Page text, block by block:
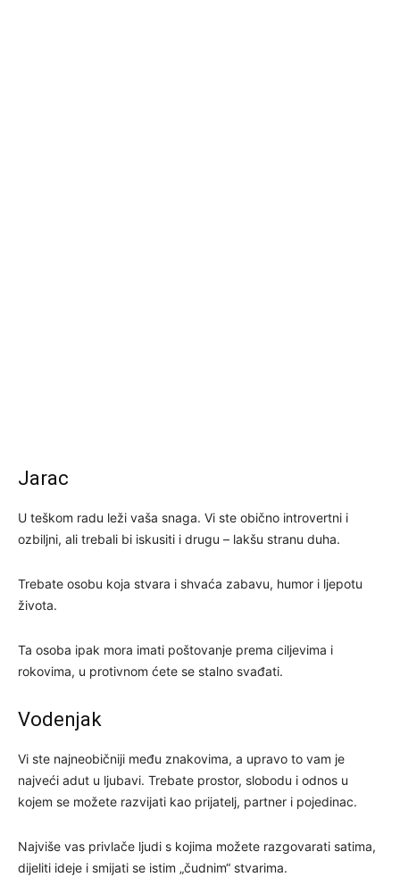
Jarac
U teškom radu leži vaša snaga. Vi ste obično introvertni i
ozbiljni, ali trebali bi iskusiti i drugu – lakšu stranu duha.
Trebate osobu koja stvara i shvaća zabavu, humor i ljepotu
života.
Ta osoba ipak mora imati poštovanje prema ciljevima i
rokovima, u protivnom ćete se stalno svađati.
Vodenjak
Vi ste najneobičniji među znakovima, a upravo to vam je
najveći adut u ljubavi. Trebate prostor, slobodu i odnos u
kojem se možete razvijati kao prijatelj, partner i pojedinac.
Najviše vas privlače ljudi s kojima možete razgovarati satima,
dijeliti ideje i smijati se istim „čudnim“ stvarima.